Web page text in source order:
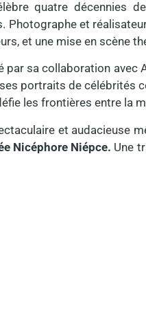
quatre décennies
Photographe et
et une mise en scène
par sa collaboration avec
portraits de célébrités
les frontières entre la
et audacieuse
Nicéphore Niépce. Une